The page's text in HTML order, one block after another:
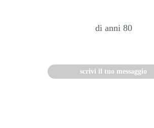
di anni 80
scrivi il tuo messaggio